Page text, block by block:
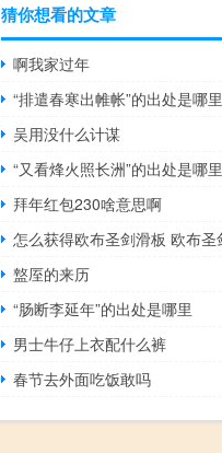
猜你想看的文章
啊我家过年
“排遣春寒出帷帐”的出处是哪里
吴用没什么计谋
“又看烽火照长洲”的出处是哪里
拜年红包230啥意思啊
盩厔的来历
“肠断李延年”的出处是哪里
男士牛仔上衣配什么裤
春节去外面吃饭敢吗